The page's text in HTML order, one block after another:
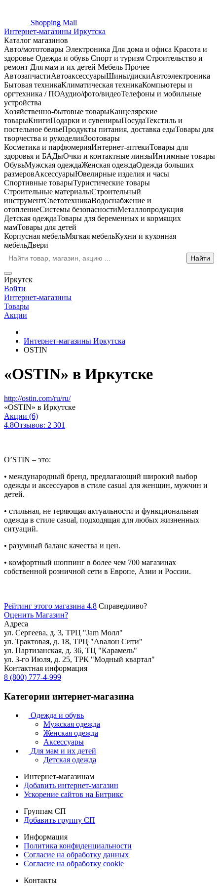
Shopping Mall
Интернет-магазины Иркутска
Каталог магазинов
Авто/мототовары Электроника Для дома и офиса Красота и
здоровье Одежда и обувь Спорт и туризм Строительство и
ремонт Для мам и их детей Мебель Прочее
АвтозапчастиАвтоаксессуарыШины/дискиАвтоэлектроника
Бытовая техникаКлиматическая техникаКомпьютеры и
оргтехника / ПОАудио/фото/видеоТелефоны и мобильные
устройства
Хозяйственно-бытовые товарыКанцелярские
товарыКнигиПодарки и сувенирыПосудаТекстиль и
постельное бельеПродукты питания, доставка едыТовары для
творчества и рукоделияЗоотовары
Косметика и парфюмерияИнтернет-аптекиТовары для
здоровья и БАДыОчки и контактные линзыИнтимные товары
ОбувьМужская одеждаЖенская одеждаОдежда больших
размеровАксессуарыЮвелирные изделия и часы
Спортивные товарыТуристические товары
Строительные материалыСтроительный
инструментСветотехникаВодоснабжение и
отоплениеСистемы безопасностиМеталлопродукция
Детская одеждаТовары для беременных и кормящих
мамТовары для детей
Корпусная мебельМягкая мебельКухни и кухонная
мебельДвери
Иркутск
Войти
Интернет-магазины
Товары
Акции
Интернет-магазины Иркутска
OSTIN
«OSTIN» в Иркутске
http://ostin.com/ru/ru/
«OSTIN» в Иркутске
Акции (6)
4.8Отзывов: 2 301
O’STIN – это:
• международный бренд, предлагающий широкий выбор
одежды и аксессуаров в стиле casual для женщин, мужчин и
детей.
• стильная, не теряющая актуальности и функциональная
одежда в стиле casual, подходящая для любых жизненных
ситуаций.
• разумный баланс качества и цен.
• комфортный шоппинг в более чем 700 магазинах
собственной розничной сети в Европе, Азии и России.
Рейтинг этого магазина 4.8 Справедливо?
Оценить Магазин?
Адреса
ул. Сергеева, д. 3, ТРЦ "Jam Молл"
ул. Трактовая, д. 18, ТРЦ "Авалон Сити"
ул. Партизанская, д. 36, ТЦ "Карамель"
ул. 3-го Июля, д. 25, ТРК "Модный квартал"
Контактная информация
8 (800) 777-4-999
Категории интернет-магазина
Одежда и обувь
Мужская одежда
Женская одежда
Аксессуары
Для мам и их детей
Детская одежда
Интернет-магазинам
Добавить интернет-магазин
Ускорение сайтов на Битрикс
Группам СП
Добавить группу СП
Информация
Политика конфиденциальности
Согласие на обработку данных
Согласие на обработку cookie
Контакты